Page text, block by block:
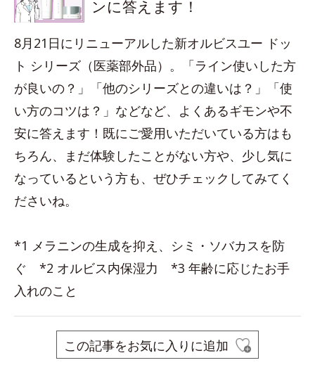
ンに答えます！
8月21日にリニューアルした新オルビスユー ドッ
ト シリーズ（医薬部外品）。「ライン使いした方
が良いの？」「他のシリーズとの違いは？」「使
い方のコツは？」などなど、よくあるギモンや不
安に答えます！既にご愛用いただいている方はも
ちろん、まだ体験したことがない方や、少し気に
なっているという方も、ぜひチェックしてみてく
ださいね。
*1 メラニンの生成を抑え、シミ・ソバカスを防
ぐ *2 オルビス内保湿力 *3 年齢に応じたお手
入れのこと
この記事をお気に入りに追加